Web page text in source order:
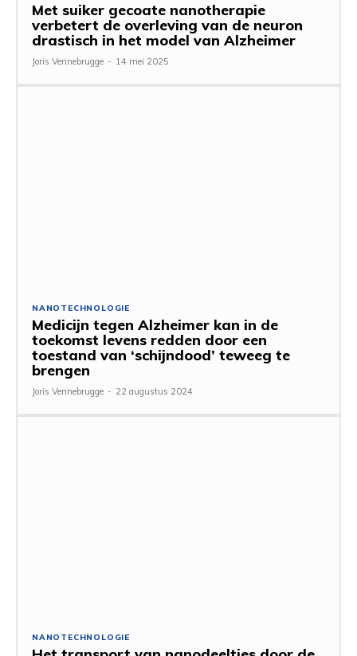
Met suiker gecoate nanotherapie
verbetert de overleving van de neuron
drastisch in het model van Alzheimer
Joris Vennebrugge - 14 mei 2025
NANOTECHNOLOGIE
Medicijn tegen Alzheimer kan in de
toekomst levens redden door een
toestand van ‘schijndood’ teweeg te
brengen
Joris Vennebrugge - 22 augustus 2024
NANOTECHNOLOGIE